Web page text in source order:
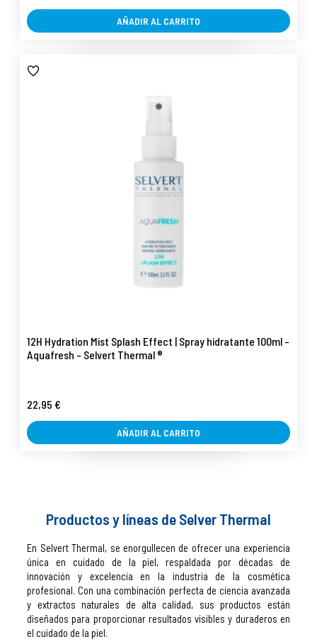
AÑADIR AL CARRITO
12H Hydration Mist Splash Effect | Spray hidratante 100ml -
Aquafresh - Selvert Thermal ®
22,95 €
AÑADIR AL CARRITO
Productos y líneas de Selver Thermal
En Selvert Thermal, se enorgullecen de ofrecer una experiencia
única en cuidado de la piel, respaldada por décadas de
innovación y excelencia en la industria de la cosmética
profesional. Con una combinación perfecta de ciencia avanzada
y extractos naturales de alta calidad, sus productos están
diseñados para proporcionar resultados visibles y duraderos en
el cuidado de la piel.